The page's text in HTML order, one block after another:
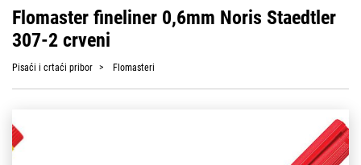
Flomaster fineliner 0,6mm Noris Staedtler
307-2 crveni
Pisaći i crtaći pribor Flomasteri